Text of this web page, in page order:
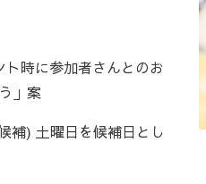
時に参加者さんとのお
」案
補) 土曜日を候補日とし